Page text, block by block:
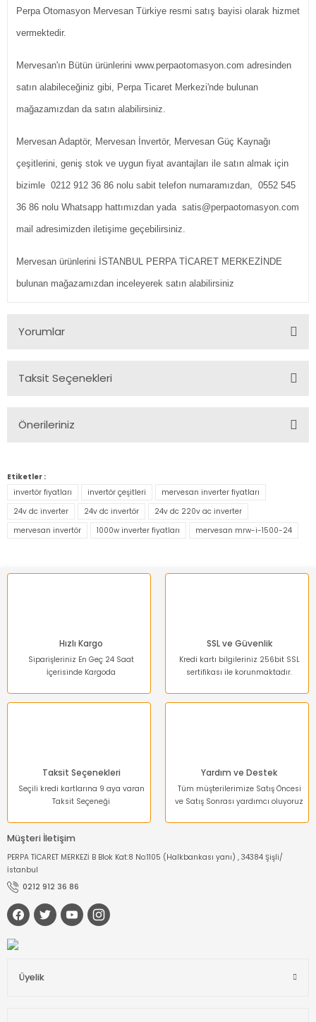
Perpa Otomasyon Mervesan Türkiye resmi satış bayisi olarak hizmet
vermektedir.
Mervesan'ın Bütün ürünlerini www.perpaotomasyon.com adresinden
satın alabileceğiniz gibi, Perpa Ticaret Merkezi'nde bulunan
mağazamızdan da satın alabilirsiniz.
Mervesan Adaptör, Mervesan İnvertör, Mervesan Güç Kaynağı
çeşitlerini, geniş stok ve uygun fiyat avantajları ile satın almak için
bizimle 0212 912 36 86 nolu sabit telefon numaramızdan, 0552 545
36 86 nolu Whatsapp hattımızdan yada satis@perpaotomasyon.com
mail adresimizden iletişime geçebilirsiniz.
Mervesan ürünlerini İSTANBUL PERPA TİCARET MERKEZİNDE
bulunan mağazamızdan inceleyerek satın alabilirsiniz
Yorumlar
Taksit Seçenekleri
Önerileriniz
konularda yetersiz gördüğünüz noktaları öneri formunu
kullanarak tarafımıza iletebilirsiniz.
Görüş ve önerileriniz için teşekkür ederiz.
Ürün resmi kalitesiz, bozuk veya görüntülenemiyor.
Ürün bilgilerinde hatalar bulunuyor.
Etiketler :
invertör fiyatları
invertör çeşitleri
mervesan inverter fiyatları
24v dc inverter
24v dc invertör
24v dc 220v ac inverter
mervesan invertör
1000w inverter fiyatları mervesan mrw-i-1500-24
Hızlı Kargo
Siparişleriniz En Geç 24 Saat
İçerisinde Kargoda
SSL ve Güvenlik
Kredi kartı bilgileriniz 256bit SSL
sertifikası ile korunmaktadır.
Taksit Seçenekleri
Seçili kredi kartlarına 9 aya varan
Taksit Seçeneği
Yardım ve Destek
Tüm müşterilerimize Satış Öncesi
ve Satış Sonrası yardımcı oluyoruz
Müşteri İletişim
PERPA TİCARET MERKEZİ B Blok Kat:8 No:1105 (Halkbankası yanı) , 34384 Şişli/
İstanbul
0212 912 36 86
Üyelik